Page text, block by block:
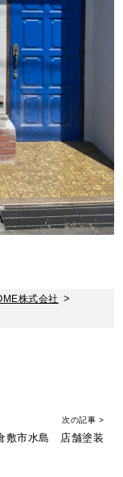
株式会社 >
次の記事 >
敷市水島 店舗塗装